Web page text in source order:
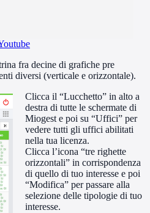
fra decine di grafiche pre
diversi (verticale e orizzontale).
Clicca il “Lucchetto” in alto a
destra di tutte le schermate di
Miogest e poi su “Uffici” per
vedere tutti gli uffici abilitati
nella tua licenza.
Clicca l’icona “tre righette
orizzontali” in corrispondenza
di quello di tuo interesse e poi
“Modifica” per passare alla
selezione delle tipologie di tuo
interesse.